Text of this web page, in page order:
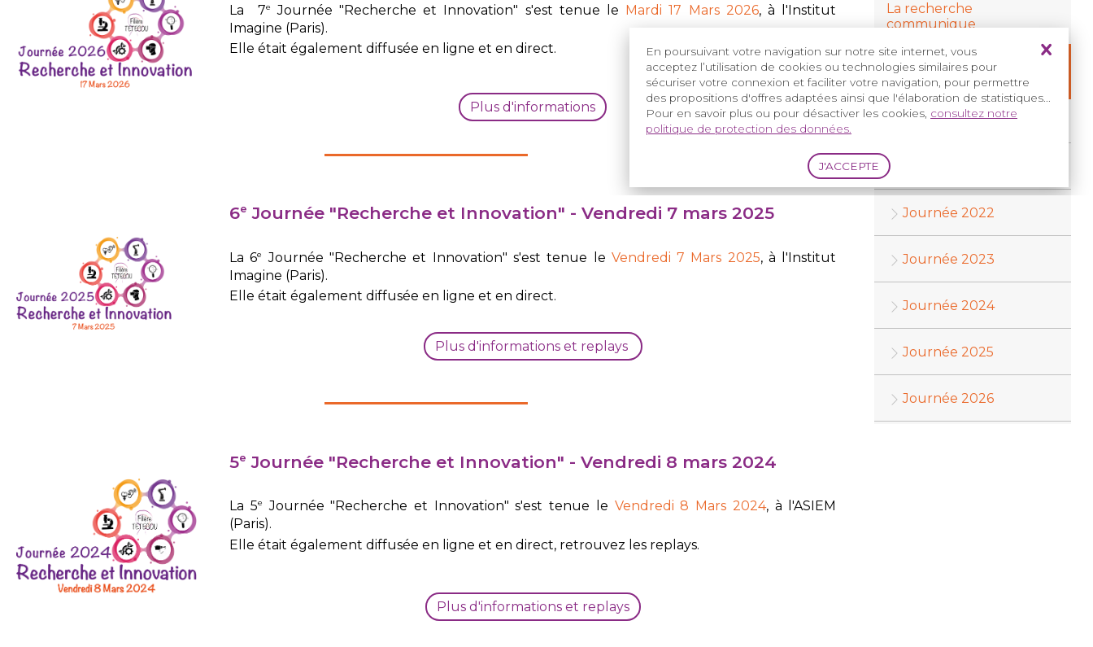
En poursuivant votre navigation sur notre site internet, vous
acceptez l’utilisation de cookies ou technologies similaires pour
sécuriser votre connexion et faciliter votre navigation, pour permettre
des propositions d'offres adaptées ainsi que l'élaboration de statistiques...
Pour en savoir plus ou pour désactiver les cookies, consultez notre
politique de protection des données.
La 7e Journée "Recherche et Innovation" s'est tenue le Mardi 17 Mars 2026, à l'Institut
Imagine (Paris).
Elle était également diffusée en ligne et en direct.
Plus d'informations
6e Journée "Recherche et Innovation" -Vendredi 7 mars 2025
La 6e Journée "Recherche et Innovation" s'est tenue le Vendredi 7 Mars 2025, à l'Institut
Imagine (Paris).
Elle était également diffusée en ligne et en direct.
Plus d'informations et replays
5e Journée "Recherche et Innovation" -Vendredi 8 mars 2024
La 5e Journée "Recherche et Innovation" s'est tenue le Vendredi 8 Mars 2024, à l'ASIEM
(Paris).
Elle était également diffusée en ligne et en direct, retrouvez les replays.
Plus d'informations et replays
La recherche
communique
JOURNÉES RECHERCHE
EN DÉTAIL :
Journée 2020
Journée 2022
Journée 2023
Journée 2024
Journée 2025
Journée 2026